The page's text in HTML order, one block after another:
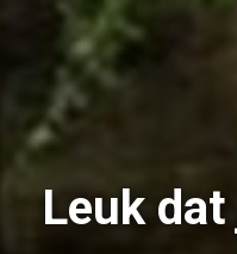
Leuk dat